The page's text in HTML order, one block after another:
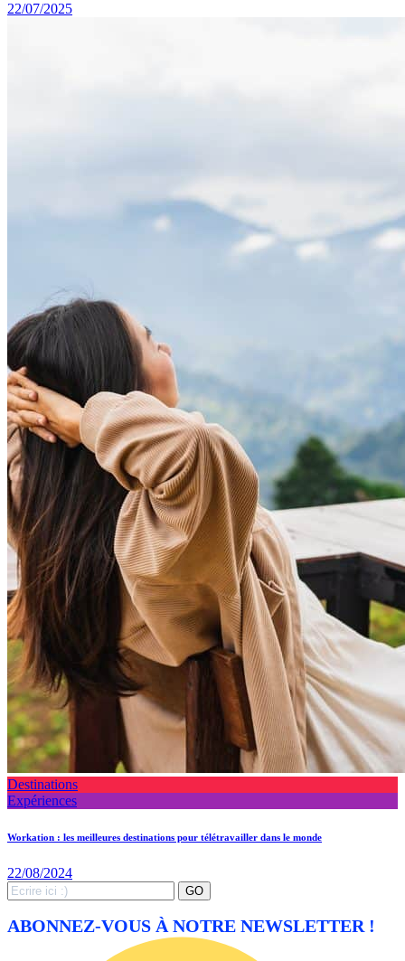
22/07/2025
Destinations
Expériences
Workation : les meilleures destinations pour télétravailler dans le monde
22/08/2024
Search
for:
GO
ABONNEZ-VOUS À NOTRE NEWSLETTER !